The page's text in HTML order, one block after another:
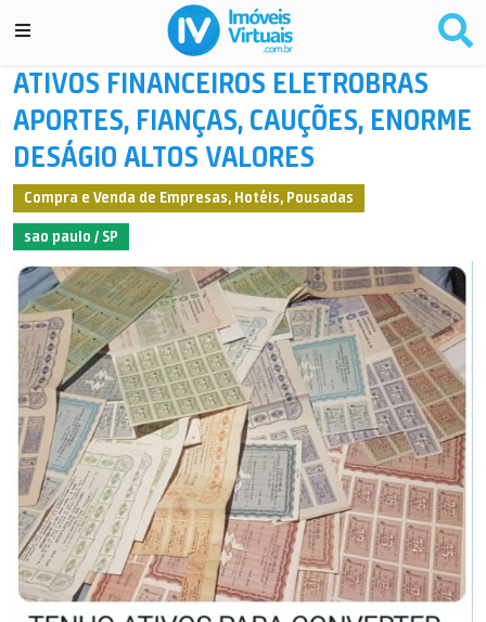
ATIVOS FINANCEIROS ELETROBRAS
APORTES, FIANÇAS, CAUÇÕES, ENORME
DESÁGIO ALTOS VALORES
Compra e Venda de Empresas, Hotéis, Pousadas
sao paulo / SP